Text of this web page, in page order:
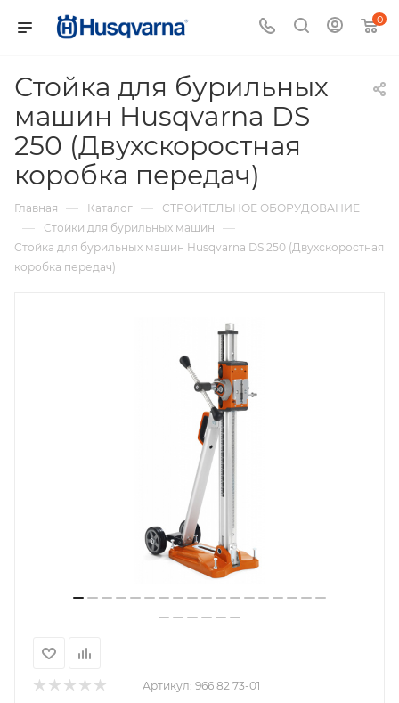
0
Стойка для бурильных
машин Husqvarna DS
250 (Двухскоростная
коробка передач)
Главная — Каталог — СТРОИТЕЛЬНОЕ ОБОРУДОВАНИЕ
— Стойки для бурильных машин —
Стойка для бурильных машин Husqvarna DS 250 (Двухскоростная
коробка передач)
Артикул: 966 82 73-01